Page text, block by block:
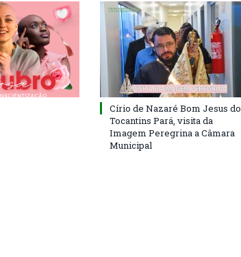
Círio de Nazaré Bom Jesus do
Tocantins Pará, visita da
Imagem Peregrina a Câmara
Municipal